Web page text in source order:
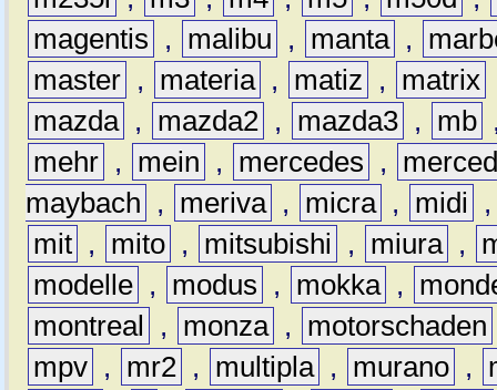
magentis
, malibu , manta ,
master , materia , matiz , matrix
mazda , mazda2 , mazda3 , mb
mehr , mein , mercedes ,
maybach
, meriva , micra , midi
mit , mito , mitsubishi , miura ,
modelle , modus , mokka ,
montreal
, monza , motorschaden
mpv , mr2 , multipla , murano ,